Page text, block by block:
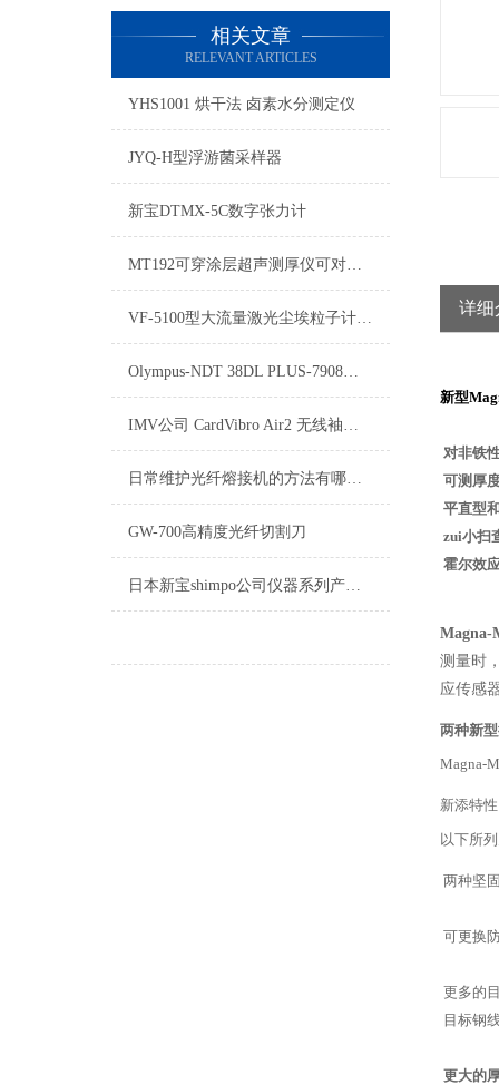
相关文章
RELEVANT ARTICLES
YHS1001 烘干法 卤素水分测定仪
JYQ-H型浮游菌采样器
新宝DTMX-5C数字张力计
MT192可穿涂层超声测厚仪可对金属、塑料、陶瓷、玻璃厚度测量
VF-5100型大流量激光尘埃粒子计数器
Olympus-NDT 38DL PLUS-7908超声波腐蚀穿漆测厚仪
IMV公司 CardVibro Air2 无线袖珍振动仪
日常维护光纤熔接机的方法有哪些？
GW-700高精度光纤切割刀
日本新宝shimpo公司仪器系列产品浏览
详细
新型
对非铁
可测厚
平直型
zui小扫
霍尔效
Magna-
测量时
应传感
两种新
Magna-
新添特
以下所
两种坚
可更换
更多的
目标钢
更大的